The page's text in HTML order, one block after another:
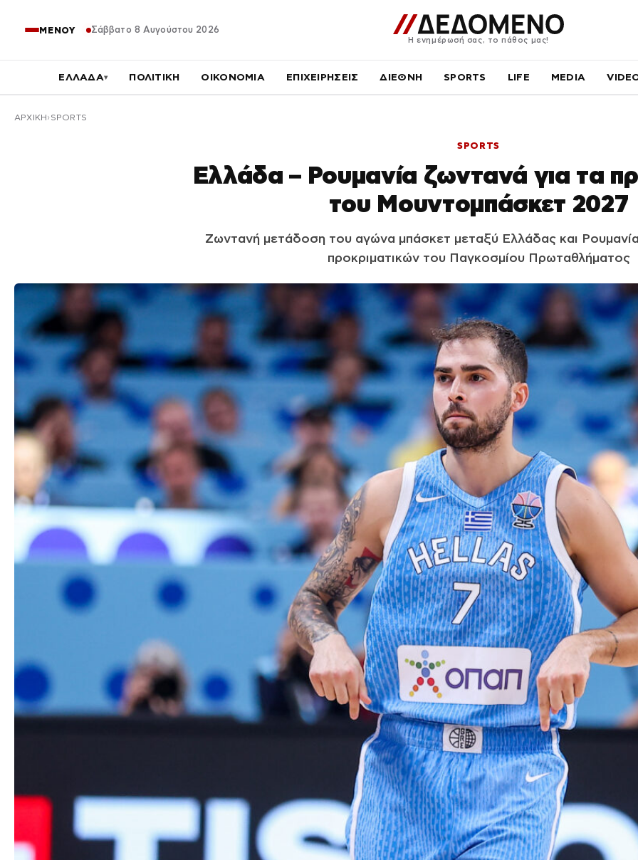
ΜΕΝΟΥ Σάββατο 8 Αυγούστου 2026
Η ενημέρωσή σας, το πάθος μας!
ΕΛΛΑΔΑ▾ ΠΟΛΙΤΙΚΗ ΟΙΚΟΝΟΜΙΑ ΕΠΙΧΕΙΡΗΣΕΙΣ ΔΙΕΘΝΗ SPORTS LIFE MEDIA
ΑΡΧΙΚΉ SPORTS
SPORTS
Ελλάδα – Ρουμανία ζωντανά για τα
του Μουντομπάσκετ 2027
Ζωντανή μετάδοση του αγώνα μπάσκετ μεταξύ Ελλάδας και
προκριματικών του Παγκοσμίου Πρωταθλήματος